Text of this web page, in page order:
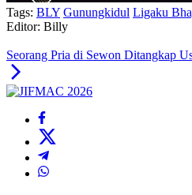
Tags: BLY Gunungkidul Ligaku
Editor: Billy
Seorang Pria di Sewon Ditangkap